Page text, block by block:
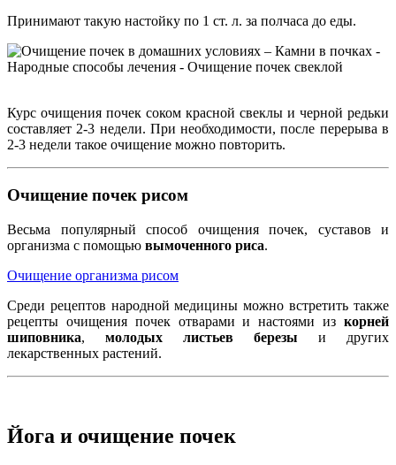
Принимают такую настойку по 1 ст. л. за полчаса до еды.
Курс очищения почек соком красной свеклы и черной редьки
составляет 2-3 недели. При необходимости, после перерыва в
2-3 недели такое очищение можно повторить.
Очищение почек рисом
Весьма популярный способ очищения почек, суставов и
организма с помощью вымоченного риса.
Очищение организма рисом
Среди рецептов народной медицины можно встретить также
рецепты очищения почек отварами и настоями из корней
шиповника, молодых листьев березы и других
лекарственных растений.
Йога и очищение почек